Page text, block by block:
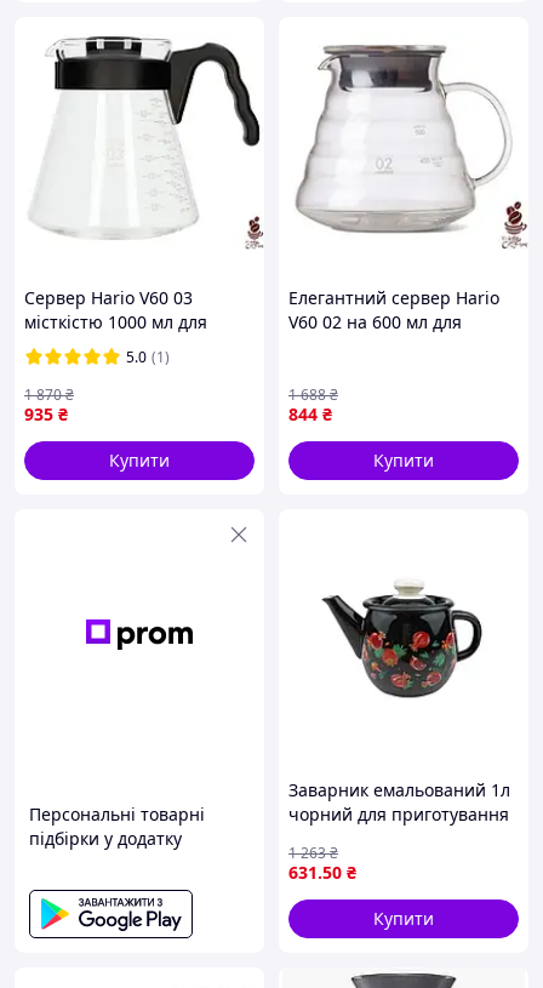
Сервер Hario V60 03
місткістю 1000 мл для
приготування ідеальної
кави в домашніх умовах
5.0 (1)
935 ₴
1 870₴
Купити
Елегантний сервер Hario
V60 02 на 600 мл для
844 ₴
1 688₴
Купити
Персональні товарні
підбірки у додатку
Заварник емальований 1л
чорний для приготування
сервірування ТМ IDILIA
631.50 ₴
1 263₴
Купити